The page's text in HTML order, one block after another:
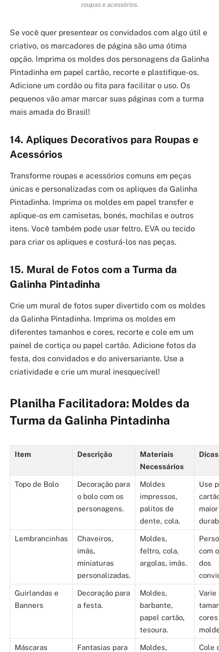
roupas e acessórios.
Se você quer presentear os convidados com algo útil e
criativo, os marcadores de página são uma ótima
opção. Imprima os moldes dos personagens da Galinha
Pintadinha em papel cartão, recorte e plastifique-os.
Adicione um cordão ou fita para facilitar o uso. Os
pequenos vão amar marcar suas páginas com a turma
mais amada do Brasil!
14. Apliques Decorativos para Roupas e
Acessórios
Transforme roupas e acessórios comuns em peças
únicas e personalizadas com os apliques da Galinha
Pintadinha. Imprima os moldes em papel transfer e
aplique-os em camisetas, bonés, mochilas e outros
itens. Você também pode usar feltro, EVA ou tecido
para criar os apliques e costurá-los nas peças.
15. Mural de Fotos com a Turma da
Galinha Pintadinha
Crie um mural de fotos super divertido com os moldes
da Galinha Pintadinha. Imprima os moldes em
diferentes tamanhos e cores, recorte e cole em um
painel de cortiça ou papel cartão. Adicione fotos da
festa, dos convidados e do aniversariante. Use a
criatividade e crie um mural inesquecível!
Planilha Facilitadora: Moldes da
Turma da Galinha Pintadinha
Item Descrição
Materiais
Necessários
Topo de Bolo
Decoração para
o bolo com os
personagens.
Moldes
impressos,
palitos de
dente, cola.
Use
maior
Lembrancinhas
Chaveiros,
imãs,
miniaturas
personalizadas.
Moldes,
feltro, cola,
argolas, imãs.
com
dos
Guirlandas e
Banners
Decoração para
a festa.
Moldes,
barbante,
papel cartão,
tesoura.
Varie
Máscaras
Fantasias para
Moldes,
Cole